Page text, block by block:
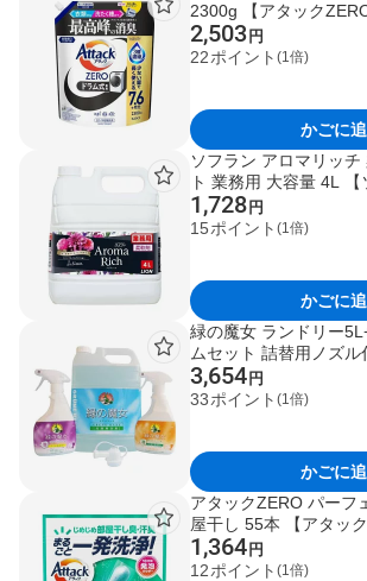
2300g 【アタック
2,503 円
22ポイント (1倍)
かごに
ソフラン アロマリッ
ト 業務用 大容量 4L 【
ッチ】 柔軟剤
1,728 円
15ポイント (1倍)
かごに
緑の魔女 ランドリー
ムセット 詰替用ノズル
女】 洗濯洗剤
3,654 円
33ポイント (1倍)
かごに
アタックZERO パーフ
屋干し 55本 【アタッ
1,364 円
12ポイント (1倍)